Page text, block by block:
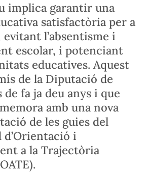
implica garantir una
satisfactòria per a
evitant l’absentisme i
escolar, i potenciant
educatives. Aquest
de la Diputació de
de fa ja deu anys i que
amb una nova
de les guies del
d’Orientació i
a la Trajectòria